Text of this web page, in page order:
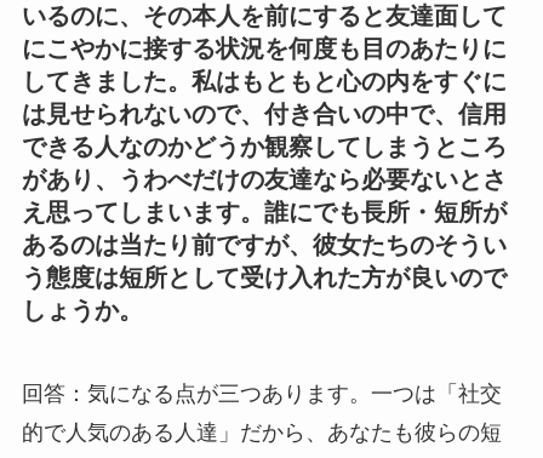
いるのに、その本人を前にすると友達面して
にこやかに接する状況を何度も目のあたりに
してきました。私はもともと心の内をすぐに
は見せられないので、付き合いの中で、信用
できる人なのかどうか観察してしまうところ
があり、うわべだけの友達なら必要ないとさ
え思ってしまいます。誰にでも長所・短所が
あるのは当たり前ですが、彼女たちのそうい
う態度は短所として受け入れた方が良いので
しょうか。
回答：気になる点が三つあります。一つは「社交
的で人気のある人達」だから、あなたも彼らの短